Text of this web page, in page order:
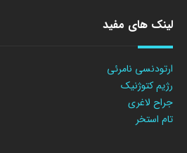
لینک های مفید
ارتودنسی نامرئی
رژیم کتوژنیک
جراح لاغری
تام استخر